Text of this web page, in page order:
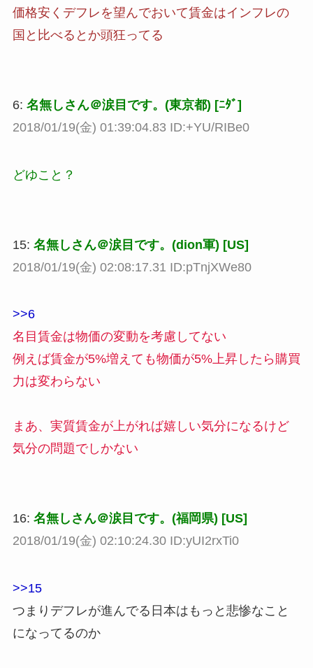
価格安くデフレを望んでおいて賃金はインフレの
国と比べるとか頭狂ってる
6: 名無しさん＠涙目です。(東京都) [ﾆﾀﾞ]
2018/01/19(金) 01:39:04.83 ID:+YU/RIBe0
どゆこと？
15: 名無しさん＠涙目です。(dion軍) [US]
2018/01/19(金) 02:08:17.31 ID:pTnjXWe80
>>6
名目賃金は物価の変動を考慮してない
例えば賃金が5%増えても物価が5%上昇したら購買
力は変わらない
まあ、実質賃金が上がれば嬉しい気分になるけど
気分の問題でしかない
16: 名無しさん＠涙目です。(福岡県) [US]
2018/01/19(金) 02:10:24.30 ID:yUI2rxTi0
>>15
つまりデフレが進んでる日本はもっと悲惨なこと
になってるのか